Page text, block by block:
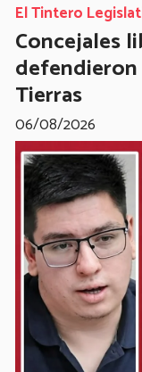
Concejales
defendieron
Tierras
El Tintero
06/08/2026